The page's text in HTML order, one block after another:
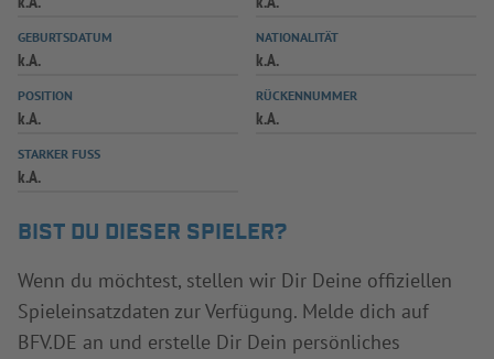
SPIELPLUS
GEBURTSDATUM
k.A.
NATIONALITÄT
k.A.
POSITION
k.A.
RÜCKENNUMMER
k.A.
STARKER FUSS
k.A.
BIST DU DIESER SPIELER?
Wenn du möchtest, stellen wir Dir Deine offiziellen
Spieleinsatzdaten zur Verfügung. Melde dich auf
BFV.DE an und erstelle Dir Dein persönliches